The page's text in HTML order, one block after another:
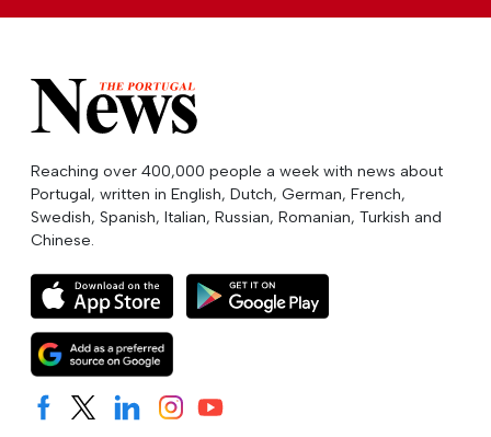
Reaching over 400,000 people a week with news about
Portugal, written in English, Dutch, German, French,
Swedish, Spanish, Italian, Russian, Romanian, Turkish and
Chinese.